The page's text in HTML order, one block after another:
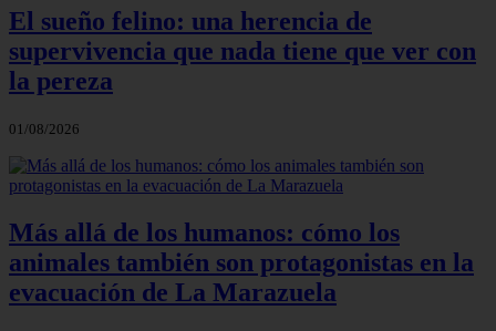
El sueño felino: una herencia de
supervivencia que nada tiene que ver con
la pereza
01/08/2026
Más allá de los humanos: cómo los
animales también son protagonistas en la
evacuación de La Marazuela